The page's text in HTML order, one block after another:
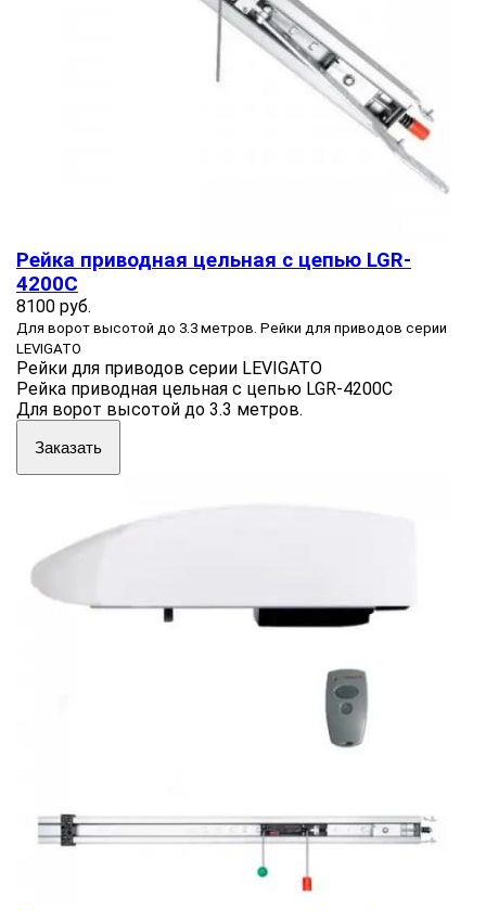
Рейка приводная цельная с цепью LGR-
4200C
8100 руб.
Для ворот высотой до 3.3 метров. Рейки для приводов серии
LEVIGATO
Рейки для приводов серии LEVIGATO
Рейка приводная цельная с цепью LGR-4200C
Для ворот высотой до 3.3 метров.
Заказать